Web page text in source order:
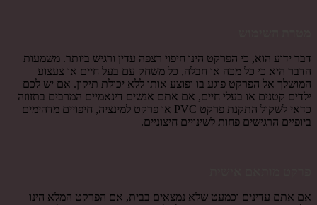
דבר ידוע הוא, כי הפרקט הינו חיפוי רצפה עדין ורגיש ביותר. משמעות
הדבר היא כי כל מכה או חבלה, כל משחק עם בעל חיים או צעצוע
המושלך אל הפרקט פוגע בו ופוצע אותו ללא יכולת תיקון. אם יש לכם
ילדים קטנים או בעלי חיים, אם אתם אנשים דינאמיים המרבים בתזוזה –
כדאי לשקול התקנת פרקט PVC או פרקט למינציה, חיפויים מדהימים
ביופיים הרגישים פחות לשינויים חיצוניים.
אם אתם עדינים וכמעט שלא נמצאים בבית, אם הפרקט המלא הינו